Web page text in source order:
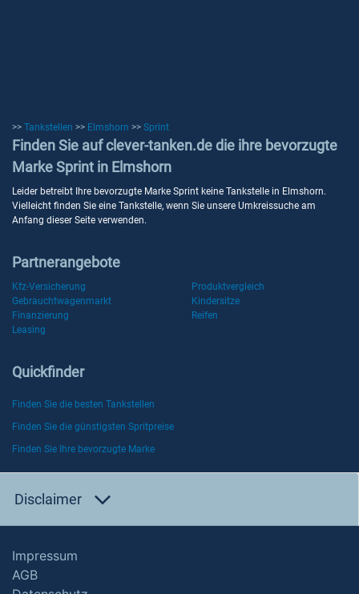
>> Tankstellen >> Elmshorn >> Sprint
Finden Sie auf clever-tanken.de die ihre bevorzugte
Marke Sprint in Elmshorn
Leider betreibt Ihre bevorzugte Marke Sprint keine Tankstelle in Elmshorn.
Vielleicht finden Sie eine Tankstelle, wenn Sie unsere Umkreissuche am
Anfang dieser Seite verwenden.
Partnerangebote
Kfz-Versicherung
Produktvergleich
Gebrauchtwagenmarkt
Kindersitze
Finanzierung
Reifen
Leasing
Quickfinder
Finden Sie die besten Tankstellen
Finden Sie die günstigsten Spritpreise
Finden Sie Ihre bevorzugte Marke
Disclaimer
Impressum
AGB